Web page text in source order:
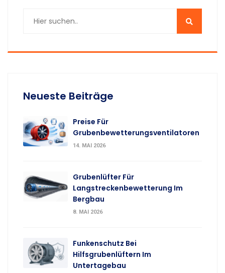
Neueste Beiträge
Preise Für
Grubenbewetterungsventilatoren
14. MAI 2026
Grubenlüfter Für
Langstreckenbewetterung Im
Bergbau
8. MAI 2026
Funkenschutz Bei
Hilfsgrubenlüftern Im
Untertagebau